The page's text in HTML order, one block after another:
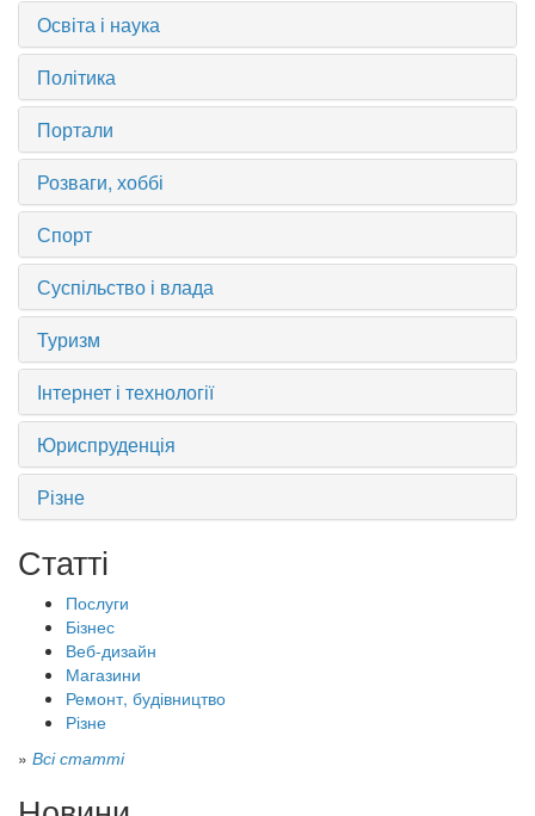
Освіта і наука
Політика
Портали
Розваги, хоббі
Спорт
Суспільство і влада
Туризм
Інтернет і технології
Юриспруденція
Різне
Статті
Послуги
Бізнес
Веб-дизайн
Магазини
Ремонт, будівництво
Різне
» Всі статті